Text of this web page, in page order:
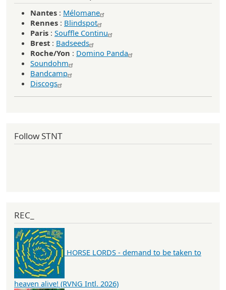
Nantes : Mélomane
Rennes : Blindspot
Paris : Souffle Continu
Brest : Badseeds
Roche/Yon : Domino Panda
Soundohm
Bandcamp
Discogs
Follow STNT
REC_
HORSE LORDS - demand to be taken to
heaven alive! (RVNG Intl. 2026)